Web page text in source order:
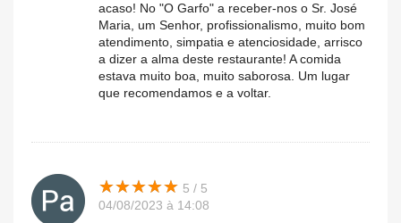
acaso! No "O Garfo" a receber-nos o Sr. José
Maria, um Senhor, profissionalismo, muito bom
atendimento, simpatia e atenciosidade, arrisco
a dizer a alma deste restaurante! A comida
estava muito boa, muito saborosa. Um lugar
que recomendamos e a voltar.
★★★★★
★★★★★ 5 / 5
04/08/2023 à 14:08